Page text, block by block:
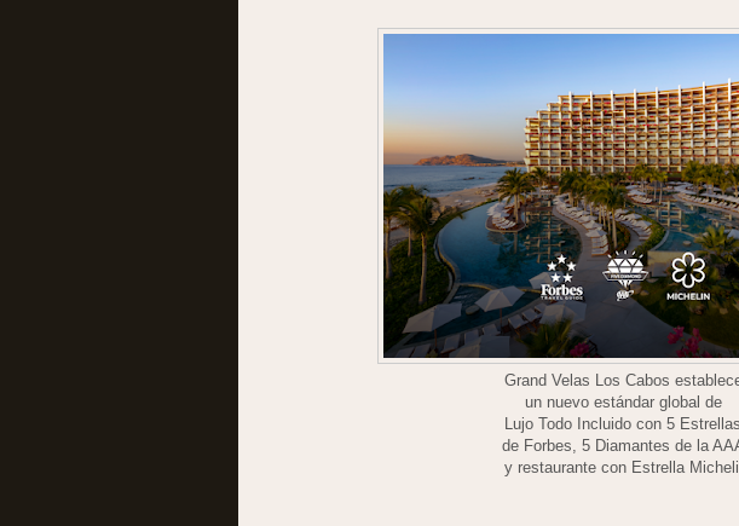
Grand Velas Los Cabos
un nuevo estándar global de
Lujo Todo Incluido con 5 Estrellas
de Forbes, 5 Diamantes de la
y restaurante con Estrella